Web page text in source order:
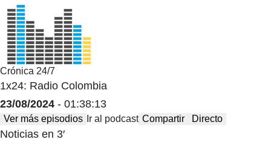
Crónica 24/7
1x24: Radio Colombia
23/08/2024 - 01:38:13
Ver más episodios Ir al podcast Compartir Directo
Noticias en 3′